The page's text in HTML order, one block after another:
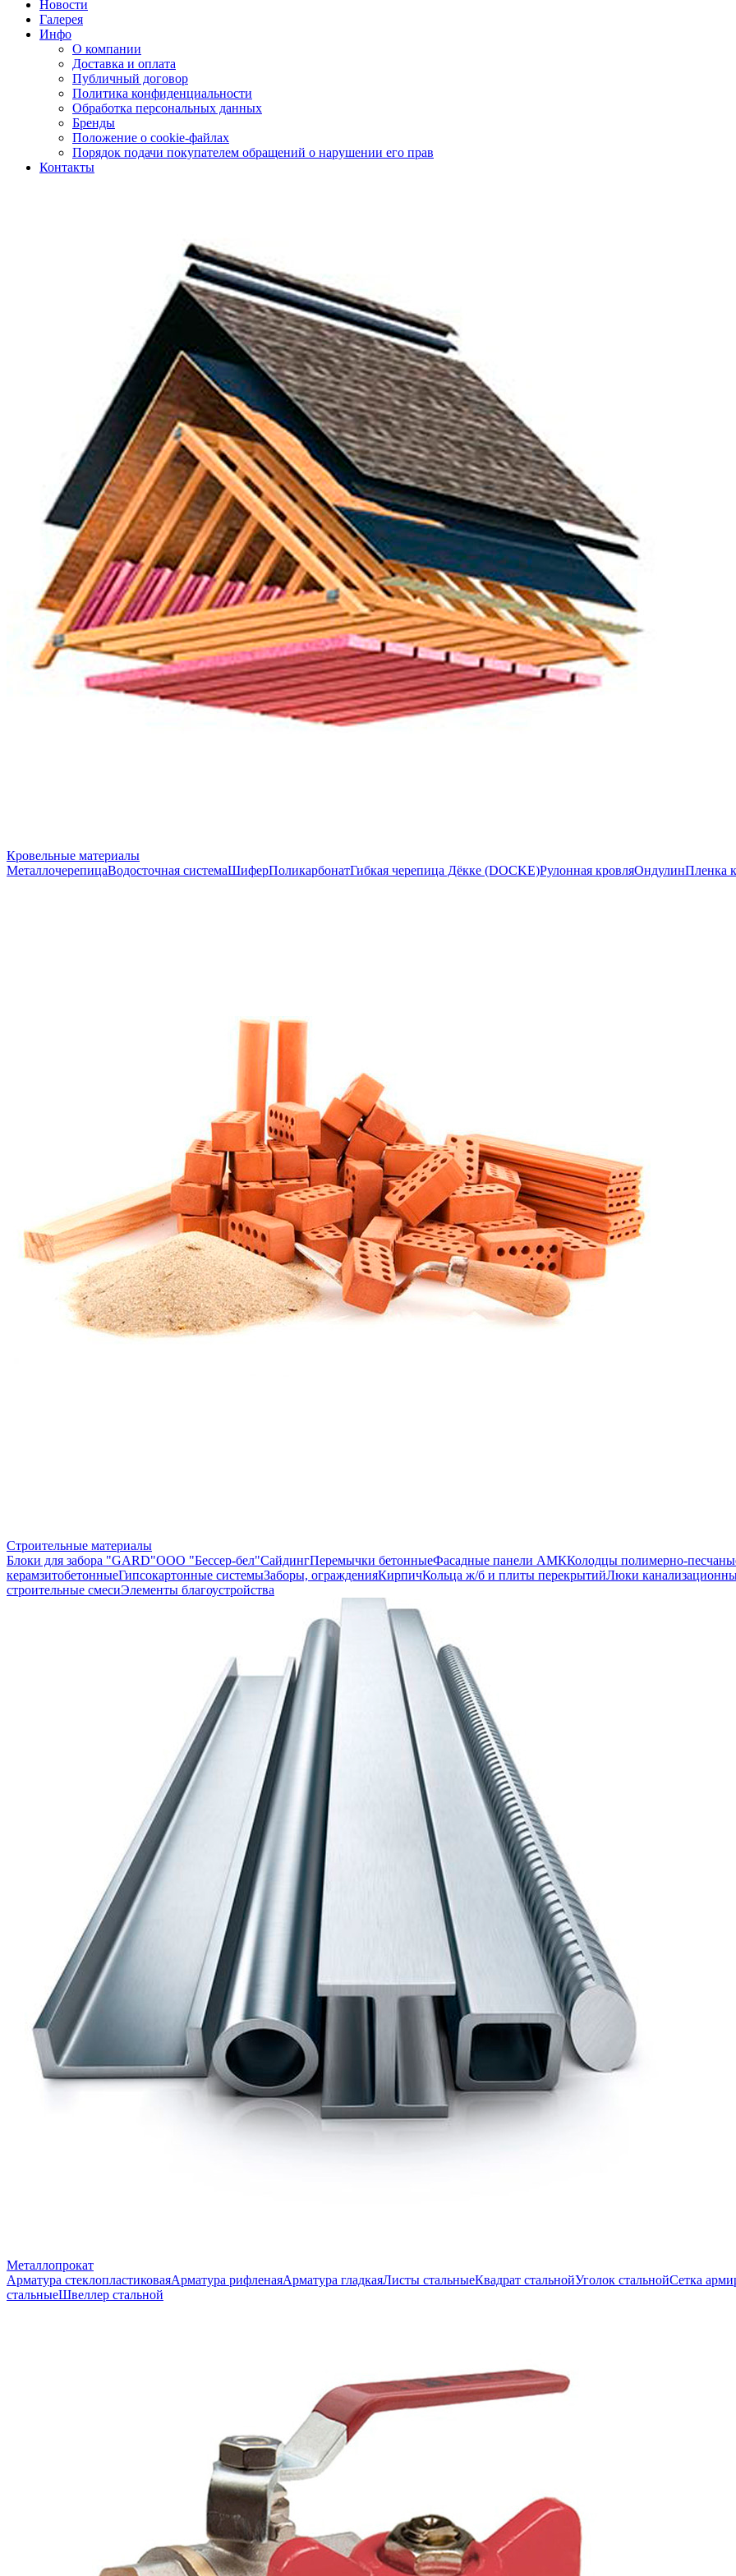
Новости
Галерея
Инфо
О компании
Доставка и оплата
Публичный договор
Политика конфиденциальности
Обработка персональных данных
Бренды
Положение о cookie-файлах
Порядок подачи покупателем обращений о нарушении его прав
Контакты
Кровельные материалы
МеталлочерепицаВодосточная системаШиферПоликарбонатГибкая черепица Дёкке (DOCKE)Рулонная кровляОндулинПленка
Строительные материалы
Блоки для забора "GARD"ООО "Бессер-бел"СайдингПеремычки бетонныеФасадные панели АМККолодцы полимерно-
керамзитобетонныеГипсокартонные системыЗаборы, огражденияКирпичКольца ж/б и плиты перекрытийЛюки
строительные смесиЭлементы благоустройства
Металлопрокат
Арматура стеклопластиковаяАрматура рифленаяАрматура гладкаяЛисты стальныеКвадрат стальнойУголок стальнойСетка
стальныеШвеллер стальной